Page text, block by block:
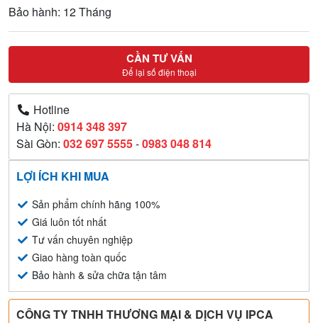
Bảo hành: 12 Tháng
CẦN TƯ VẤN
Để lại số điện thoại
Hotline
Hà Nội: 0914 348 397
Sài Gòn: 032 697 5555-0983 048 814
LỢI ÍCH KHI MUA
Sản phẩm chính hãng 100%
Giá luôn tốt nhất
Tư vấn chuyên nghiệp
Giao hàng toàn quốc
Bảo hành & sửa chữa tận tâm
CÔNG TY TNHH THƯƠNG MẠI & DỊCH VỤ IPCA